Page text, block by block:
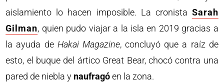
aislamiento lo hacen imposible. La cronista Sarah
Gilman, quien pudo viajar a la isla en 2019 gracias a
la ayuda de Hakai Magazine, concluyó que a raíz de
esto, el buque del ártico Great Bear, chocó contra una
pared de niebla y naufragóen la zona.